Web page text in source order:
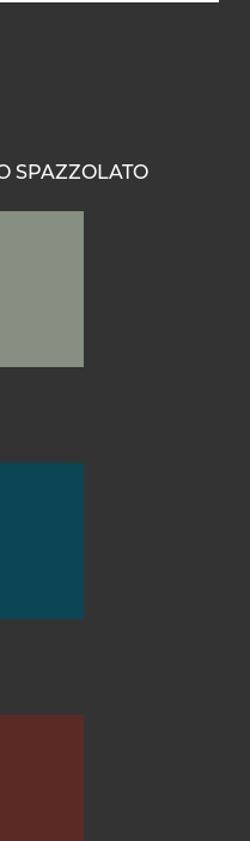
SPAZZOLATO